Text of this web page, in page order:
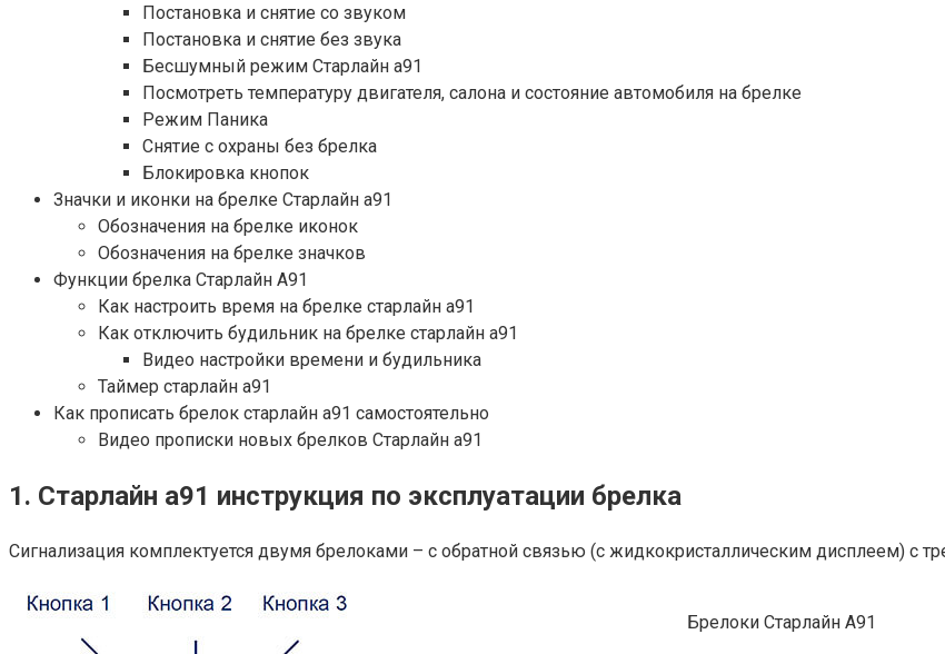
Постановка и снятие со звуком
Постановка и снятие без звука
Бесшумный режим Старлайн а91
Посмотреть температуру двигателя, салона и состояние автомобиля на брелке
Режим Паника
Снятие с охраны без брелка
Блокировка кнопок
Значки и иконки на брелке Старлайн а91
Обозначения на брелке иконок
Обозначения на брелке значков
Функции брелка Старлайн А91
Как настроить время на брелке старлайн а91
Как отключить будильник на брелке старлайн а91
Видео настройки времени и будильника
Таймер старлайн а91
Как прописать брелок старлайн а91 самостоятельно
Видео прописки новых брелков Старлайн а91
1. Старлайн а91 инструкция по эксплуатации брелка
Сигнализация комплектуется двумя брелоками – с обратной связью (с жидкокристаллическим дисплеем) с
Брелоки Старлайн А91